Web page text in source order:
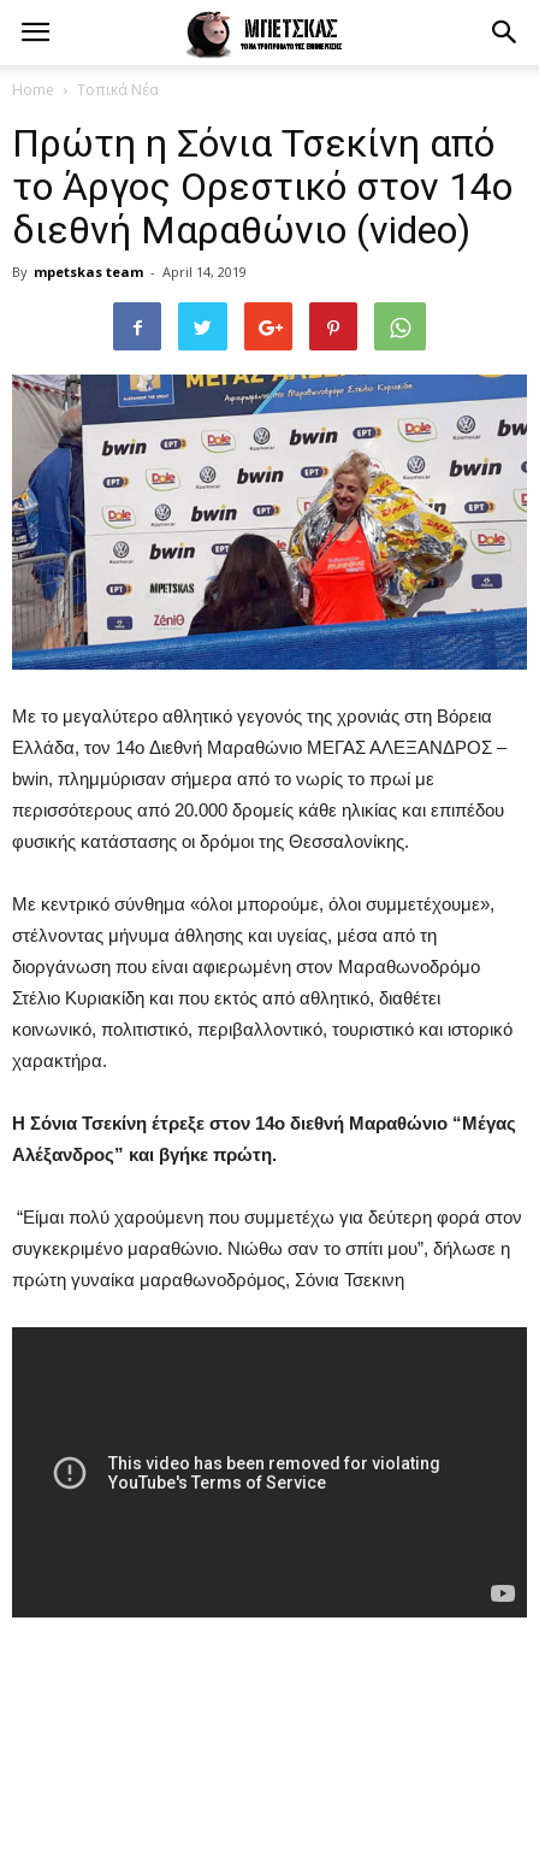
Home Τοπικά Νέα
Πρώτη η Σόνια Τσεκίνη από
το Άργος Ορεστικό στον 14ο
διεθνή Μαραθώνιο (video)
By mpetskas team - April 14, 2019
Με το μεγαλύτερο αθλητικό γεγονός της χρονιάς στη Βόρεια
Ελλάδα, τον 14ο Διεθνή Μαραθώνιο ΜΕΓΑΣ ΑΛΕΞΑΝΔΡΟΣ –
bwin, πλημμύρισαν σήμερα από το νωρίς το πρωί με
περισσότερους από 20.000 δρομείς κάθε ηλικίας και επιπέδου
φυσικής κατάστασης οι δρόμοι της Θεσσαλονίκης.
Με κεντρικό σύνθημα «όλοι μπορούμε, όλοι συμμετέχουμε»,
στέλνοντας μήνυμα άθλησης και υγείας, μέσα από τη
διοργάνωση που είναι αφιερωμένη στον Μαραθωνοδρόμο
Στέλιο Κυριακίδη και που εκτός από αθλητικό, διαθέτει
κοινωνικό, πολιτιστικό, περιβαλλοντικό, τουριστικό και ιστορικό
χαρακτήρα.
Η Σόνια Τσεκίνη έτρεξε στον 14ο διεθνή Μαραθώνιο “Μέγας
Αλέξανδρος” και βγήκε πρώτη.
“Είμαι πολύ χαρούμενη που συμμετέχω για δεύτερη φορά στον
συγκεκριμένο μαραθώνιο. Νιώθω σαν το σπίτι μου”, δήλωσε η
πρώτη γυναίκα μαραθωνοδρόμος, Σόνια Τσεκινη